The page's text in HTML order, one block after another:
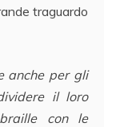
traguardo
anche per gli
il loro
con le